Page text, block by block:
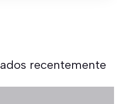
recentemente